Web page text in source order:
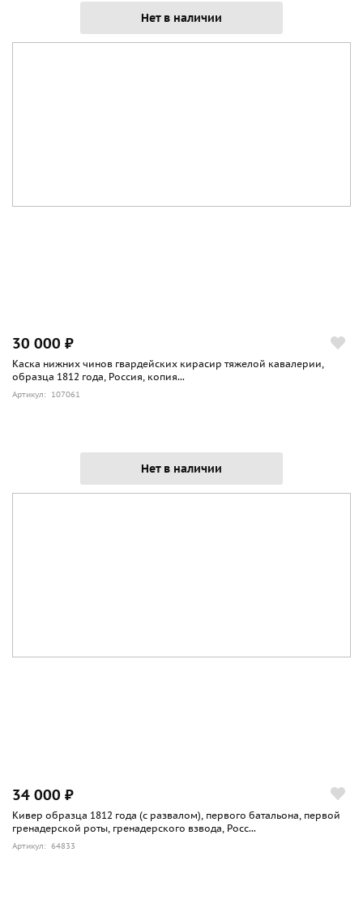
Нет в наличии
30 000 ₽
Каска нижних чинов гвардейских кирасир тяжелой кавалерии,
образца 1812 года, Россия, копия...
Артикул: 107061
Нет в наличии
34 000 ₽
Кивер образца 1812 года (с развалом), первого батальона, первой
гренадерской роты, гренадерского взвода, Росс...
Артикул: 64833